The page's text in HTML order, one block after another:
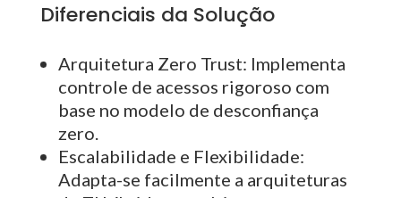
Diferenciais da Solução
Arquitetura Zero Trust: Implementa
controle de acessos rigoroso com
base no modelo de desconfiança
zero.
Escalabilidade e Flexibilidade:
Adapta-se facilmente a arquiteturas